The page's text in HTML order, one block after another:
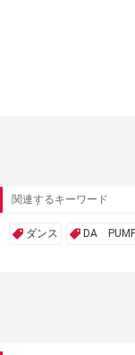
関連するキーワード
ダンス DA